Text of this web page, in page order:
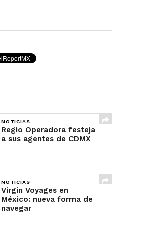
NOTICIAS
Regio Operadora festeja
a sus agentes de CDMX
NOTICIAS
Virgin Voyages en
México: nueva forma de
navegar